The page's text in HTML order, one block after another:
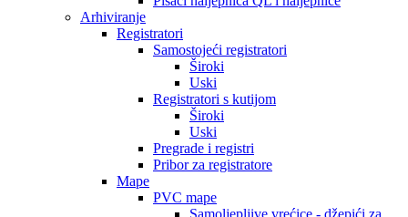
Arhiviranje
Registratori
Samostojeći registratori
Široki
Uski
Registratori s kutijom
Široki
Uski
Pregrade i registri
Pribor za registratore
Mape
PVC mape
Samoljepljive vrećice - džepići za